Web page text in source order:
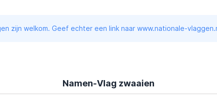
zijn welkom. Geef echter een link naar www.nationale-
Namen-Vlag zwaaien